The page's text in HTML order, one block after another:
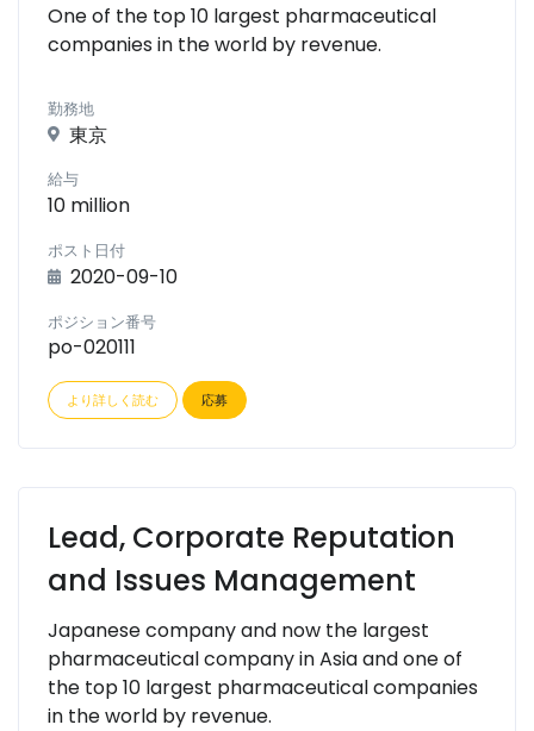
One of the top 10 largest pharmaceutical
companies in the world by revenue.
勤務地
東京
給与
10 million
ポスト日付
2020-09-10
ポジション番号
po-020111
より詳しく読む 応募
Lead, Corporate Reputation
and Issues Management
Japanese company and now the largest
pharmaceutical company in Asia and one of
the top 10 largest pharmaceutical companies
in the world by revenue.